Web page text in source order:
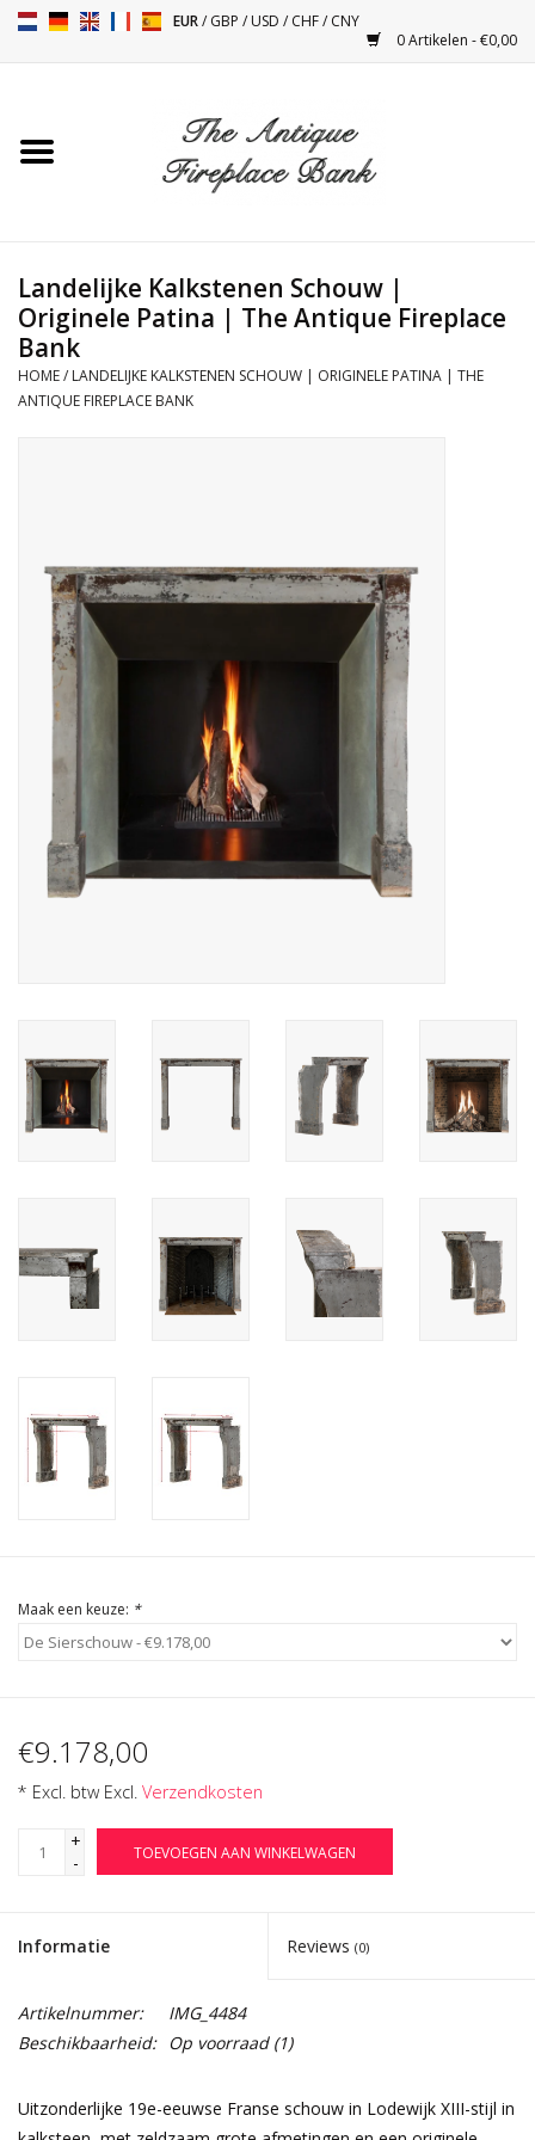
EUR/GBP /USD /CHF/CNY
0 Artikelen - €0,00
Toebehoren
Kacheltjes
Tafels
Decoratieve Outdoor
Objecten
Vloeren - Steen, Terra Cotta
& Marmer
Tevreden Klanten
Antieke Marmers
Cadeau Bonnen
Landelijke Kalkstenen Schouw |
Originele Patina | The Antique Fireplace
Bank
HOME/ LANDELIJKE KALKSTENEN SCHOUW | ORIGINELE PATINA | THE
ANTIQUE FIREPLACE BANK
Maak een keuze: *
€9.178,00
* Excl. btw Excl. Verzendkosten
+
-
TOEVOEGEN AAN WINKELWAGEN
Informatie Reviews (0)
Artikelnummer:
IMG_4484
Beschikbaarheid: Op voorraad(1)
Uitzonderlijke 19e-eeuwse Franse schouw in Lodewijk XIII-stijl in